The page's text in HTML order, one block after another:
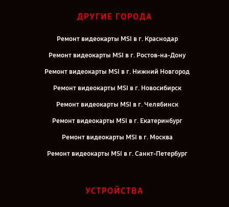
ДРУГИЕ ГОРОДА
Ремонт видеокарты MSI в г. Краснодар
Ремонт видеокарты MSI в г. Ростов-на-Дону
Ремонт видеокарты MSI в г. Нижний Новгород
Ремонт видеокарты MSI в г. Новосибирск
Ремонт видеокарты MSI в г. Челябинск
Ремонт видеокарты MSI в г. Екатеринбург
Ремонт видеокарты MSI в г. Москва
Ремонт видеокарты MSI в г. Санкт-Петербург
УСТРОЙСТВА